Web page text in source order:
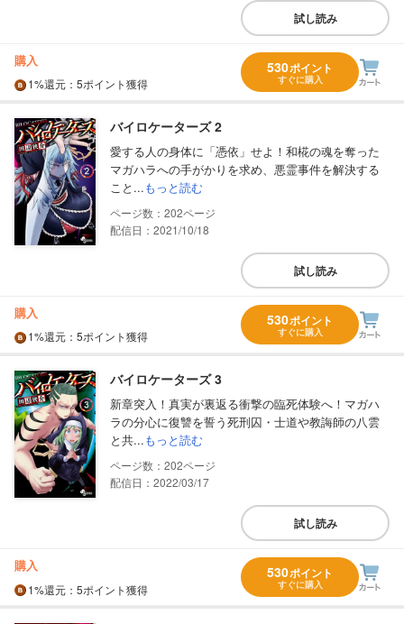
試し読み
購入
1%還元 ：5ポイント獲得
530ポイント
すぐに購入
バイロケーターズ 2
愛する人の身体に「憑依」せよ！和椛の魂を奪った
マガハラへの手がかりを求め、悪霊事件を解決する
こと...もっと読む
202
配信日：2021/10/18
試し読み
購入
1%還元 ：5ポイント獲得
530ポイント
すぐに購入
バイロケーターズ 3
新章突入！真実が裏返る衝撃の臨死体験へ！マガハ
ラの分心に復讐を誓う死刑囚・士道や教誨師の八雲
と共...もっと読む
202
配信日：2022/03/17
試し読み
購入
1%還元 ：5ポイント獲得
530ポイント
すぐに購入